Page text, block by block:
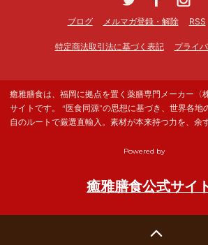
ブログ メルマガ登録・解除 RSS
特定商法取引法に基づく表記 プライ
癒雅膳食は、福岡に拠点を置く薬膳専門メーカー〈
サイトです。 “医食同源”の思想に基づき、世界各地
自のルートで厳選直輸入。素材が本来持つ力を、余
Powered by
癒雅膳食公式サイ